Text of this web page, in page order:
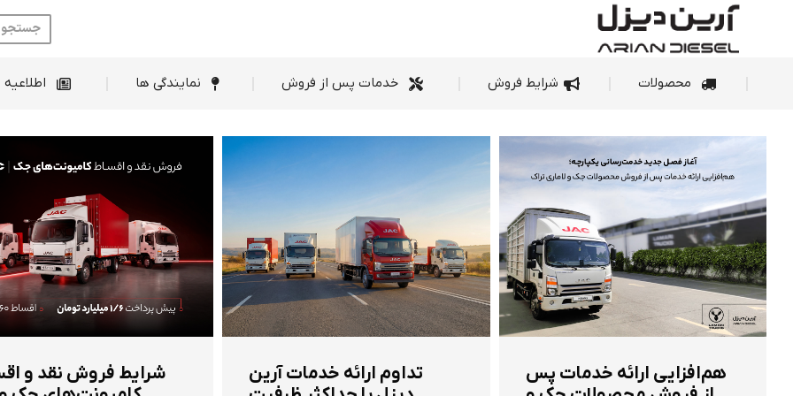
محصولات شرایط فروش خدمات پس از فروش نمایندگی ها
هم‌افزایی ارائه خدمات پس
تداوم ارائه خدمات آرین
شرایط فروش نقد و